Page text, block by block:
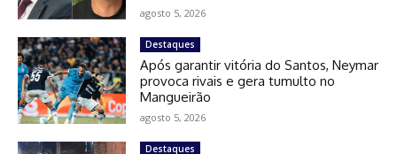
agosto 5, 2026
Destaques
Após garantir vitória do Santos, Neymar
provoca rivais e gera tumulto no
Mangueirão
agosto 5, 2026
Destaques